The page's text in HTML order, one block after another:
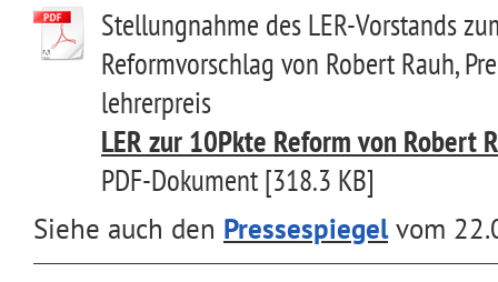
Stellungnahme des LER-Vorstands
Reformvorschlag von Robert Rauh,
lehrerpreis
LER zur 10Pkte Reform von Robert
PDF-Dokument [318.3 KB]
Siehe auch den Pressespiegelvom